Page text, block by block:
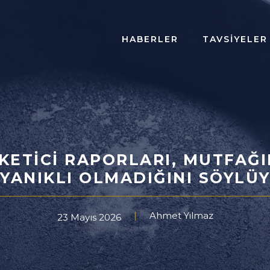
HABERLER TAVSIYELER
RAPORLARI,
OLMADIĞINI
23 Mayıs 2026 Ahmet Yılmaz